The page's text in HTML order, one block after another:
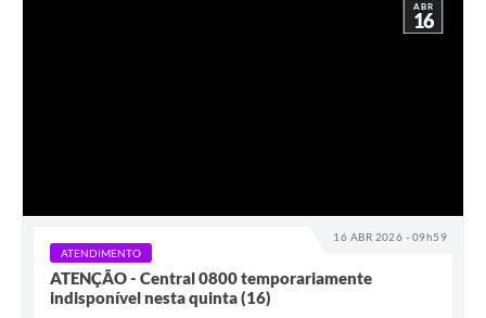
16 ABR 2026 - 09h59
ABR
16
ATENDIMENTO
ATENÇÃO - Central 0800 temporariamente
indisponível nesta quinta (16)